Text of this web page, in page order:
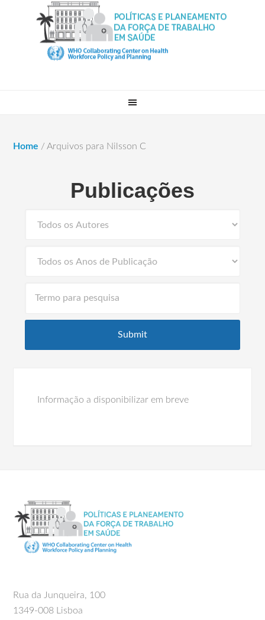
Home / Arquivos para Nilsson C
Publicações
Informação a disponibilizar em breve
Rua da Junqueira, 100
1349-008 Lisboa